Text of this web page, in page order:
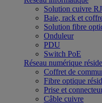
Solution cuivre
Baie, rack et
Solution fibre
Onduleur
PDU
Switch PoE
Réseau numérique
Coffret de
Fibre optique
Prise et
Câble cuivre